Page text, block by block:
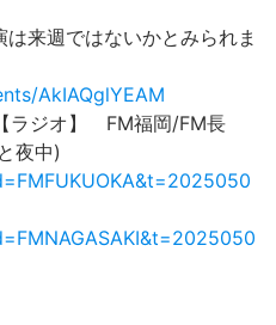
来週ではないかとみられま
AkIAQglYEAM
ジオ】 FM福岡/FM長
夜中)